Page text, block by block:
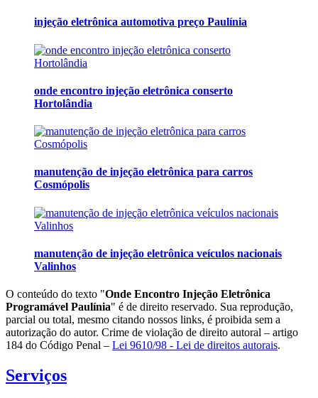
injeção eletrônica automotiva preço Paulínia
onde encontro injeção eletrônica conserto
Hortolândia
manutenção de injeção eletrônica para carros
Cosmópolis
manutenção de injeção eletrônica veículos nacionais
Valinhos
O conteúdo do texto "Onde Encontro Injeção Eletrônica
Programável Paulínia" é de direito reservado. Sua reprodução,
parcial ou total, mesmo citando nossos links, é proibida sem a
autorização do autor. Crime de violação de direito autoral – artigo
184 do Código Penal – Lei 9610/98 - Lei de direitos autorais.
Serviços